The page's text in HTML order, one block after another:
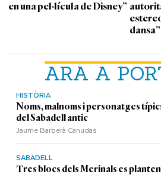
ARA A
HISTÒRIA
Noms, malnoms i personatges
del Sabadell antic
Jaume Barberà Canudas
SABADELL
Tres blocs dels Merinals es planten
en una pel·lícula de Disney”
dansa”